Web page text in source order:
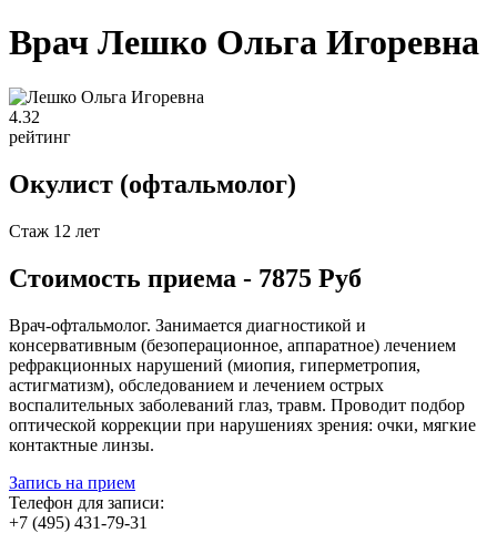
Врач Лешко Ольга Игоревна
4.32
рейтинг
Окулист (офтальмолог)
Стаж 12 лет
Стоимость приема - 7875 Руб
Врач-офтальмолог. Занимается диагностикой и
консервативным (безоперационное, аппаратное) лечением
рефракционных нарушений (миопия, гиперметропия,
астигматизм), обследованием и лечением острых
воспалительных заболеваний глаз, травм. Проводит подбор
оптической коррекции при нарушениях зрения: очки, мягкие
контактные линзы.
Запись на прием
Телефон для записи:
+7 (495) 431-79-31